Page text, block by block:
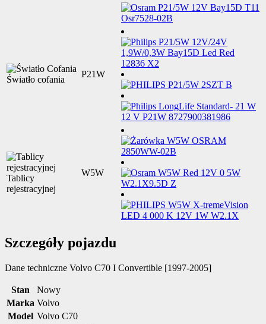
Światło cofania
P21W
Tablicy
rejestracyjnej
W5W
Szczegóły pojazdu
Dane techniczne Volvo C70 I Convertible [1997-2005]
Stan
Nowy
Marka Volvo
Model Volvo C70